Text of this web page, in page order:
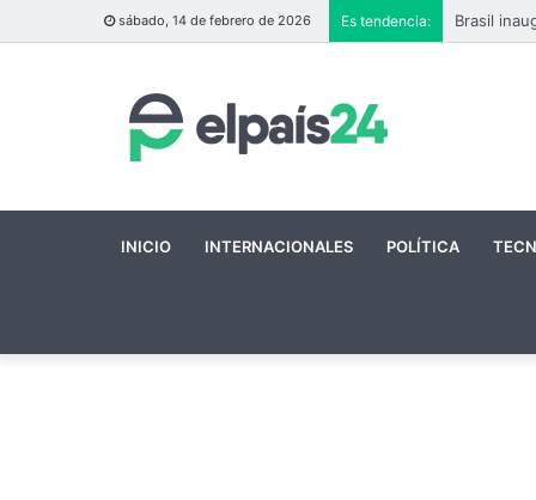
sábado, 14 de febrero de 2026 Es tendencia:
INICIO INTERNACIONALES POLÍTICA